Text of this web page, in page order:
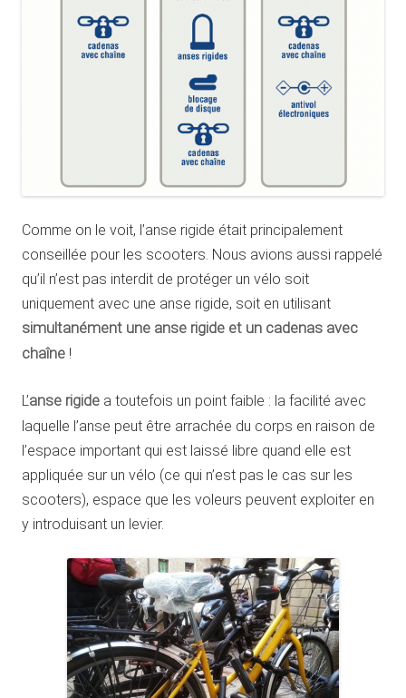
Comme on le voit, l’anse rigide était principalement
conseillée pour les scooters. Nous avions aussi rappelé
qu’il n’est pas interdit de protéger un vélo soit
uniquement avec une anse rigide, soit en utilisant
simultanément une anse rigide et un cadenas avec
chaîne !
L’anse rigide a toutefois un point faible : la facilité avec
laquelle l’anse peut être arrachée du corps en raison de
l’espace important qui est laissé libre quand elle est
appliquée sur un vélo (ce qui n’est pas le cas sur les
scooters), espace que les voleurs peuvent exploiter en
y introduisant un levier.